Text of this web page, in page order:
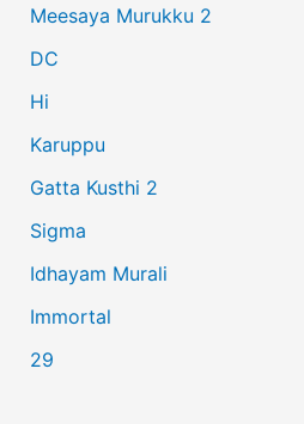
o
r
:
Meesaya Murukku 2
DC
Hi
Karuppu
Gatta Kusthi 2
Sigma
Idhayam Murali
Immortal
29